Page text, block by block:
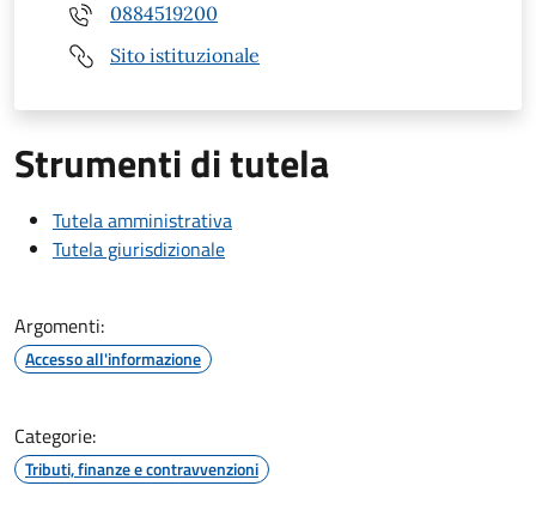
0884519200
Sito istituzionale
Strumenti di tutela
Tutela amministrativa
Tutela giurisdizionale
Argomenti:
Accesso all'informazione
Categorie:
Tributi, finanze e contravvenzioni